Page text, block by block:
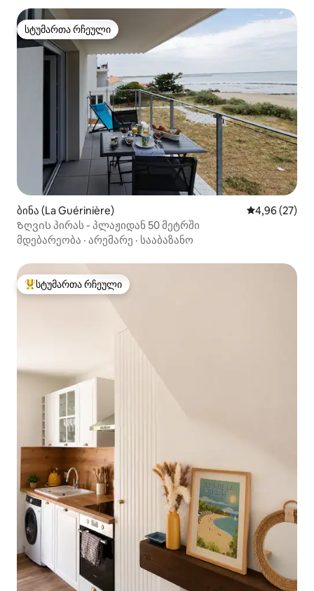
სტუმართა რჩეული
სტუმართა რჩეული
ბინა (La Guérinière) საშუალო
4,96 (27)
Ზღვის პირას - პლაჟიდან 50 მეტრში
მდებარეობა · არემარე · სააბაზანო
სტუმართა რჩეული მოწინავე ვარიანტი
სტუმართა რჩეული